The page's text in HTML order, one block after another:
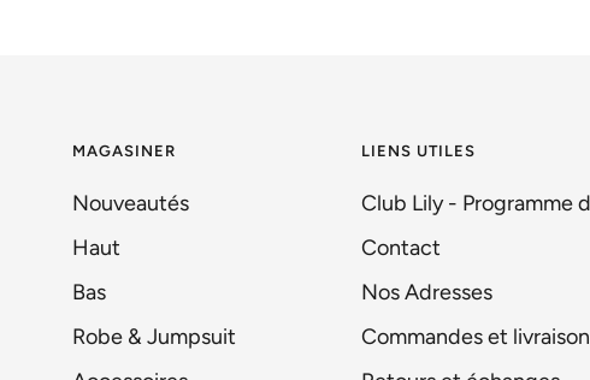
MAGASINER
Nouveautés
Haut
Bas
Robe & Jumpsuit
LIENS UTILES
Club Lily - Programme
Contact
Nos Adresses
Commandes et livraison